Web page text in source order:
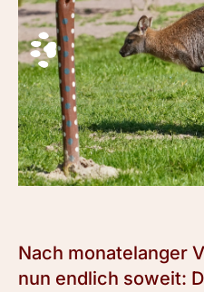
Nach monatelanger
nun endlich soweit: